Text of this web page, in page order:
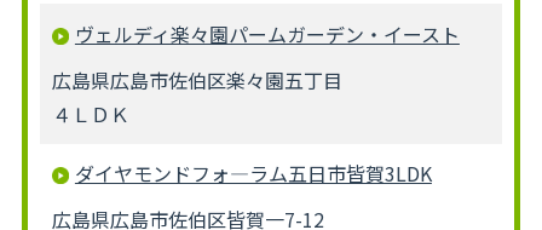
ヴェルディ楽々園パームガーデン・イースト
広島県広島市佐伯区楽々園五丁目
４ＬＤＫ
ダイヤモンドフォ―ラム五日市皆賀3LDK
広島県広島市佐伯区皆賀一7-12